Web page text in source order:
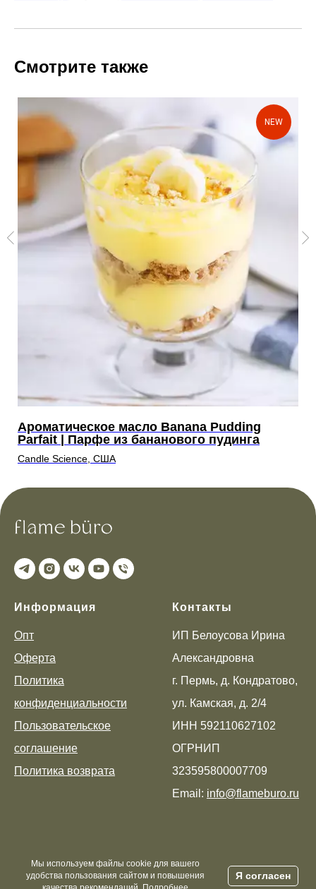
Смотрите также
NEW
Ароматическое масло Banana Pudding
Parfait | Парфе из бананового пудинга
Candle Science, США
Информация
Опт
Оферта
Политика
конфиденциальности
Пользовательское
соглашение
Политика возврата
Контакты
ИП Белоусова Ирина
Александровна
г. Пермь, д. Кондратово,
ул. Камская, д. 2/4
ИНН 592110627102
ОГРНИП
323595800007709
Email: info@flameburo.ru
Мы используем файлы cookie для вашего
удобства пользования сайтом и повышения
Я согласен